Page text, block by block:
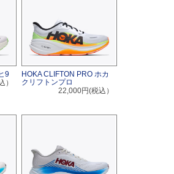
9
）
HOKA CLIFTON PRO ホカ
クリフトンプロ
22,000円(税込）